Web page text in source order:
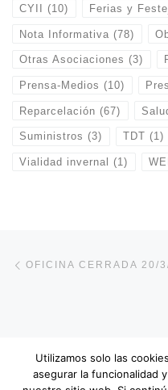
CYII (10) Ferias y
Nota Informativa (78)
Otras Asociaciones (3)
Prensa-Medios (10)
Reparcelación (67)
Suministros (3) TDT (1)
Vialidad invernal (1)
Navegación de
OFICINA CERRADA 20/
Utilizamos solo las
asegurar la funcionalidad